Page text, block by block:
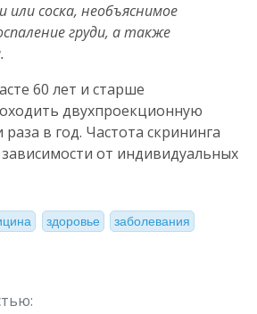
соска, необъяснимое
груди, а также
60 лет и старше
двухпроекционную
в год. Частота скрининга
от индивидуальных
здоровье заболевания